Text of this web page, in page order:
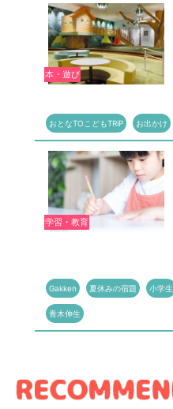
本・遊び
おとなTOこどもTRiP お出かけ
学習・教育
Gakken 夏休みの宿題 小学生
青木伸生